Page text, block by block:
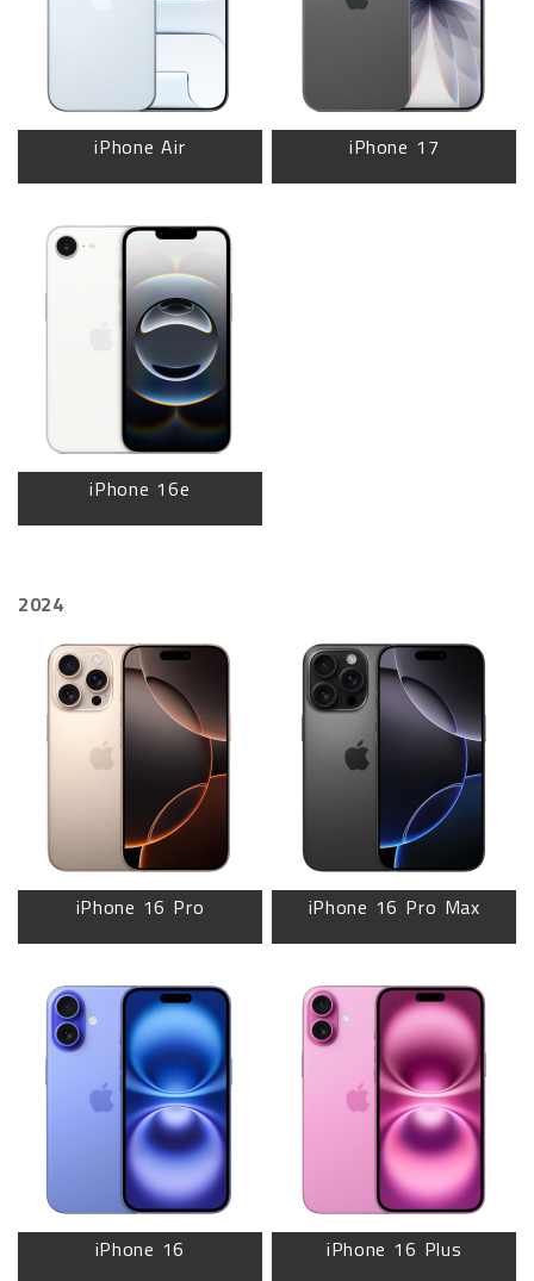
iPhone Air iPhone 17
iPhone 16e
2024
iPhone 16 Pro iPhone 16 Pro Max
iPhone 16 iPhone 16 Plus